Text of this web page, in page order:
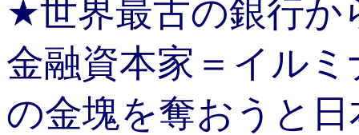
★世界最古の銀行か
金融資本家＝イル
の金塊を奪おうと